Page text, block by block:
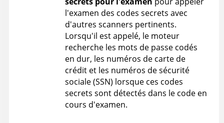
l'examen des codes secrets avec
d'autres scanners pertinents.
Lorsqu'il est appelé, le moteur
recherche les mots de passe codés
en dur, les numéros de carte de
crédit et les numéros de sécurité
sociale (SSN) lorsque ces codes
secrets sont détectés dans le code en
cours d'examen.